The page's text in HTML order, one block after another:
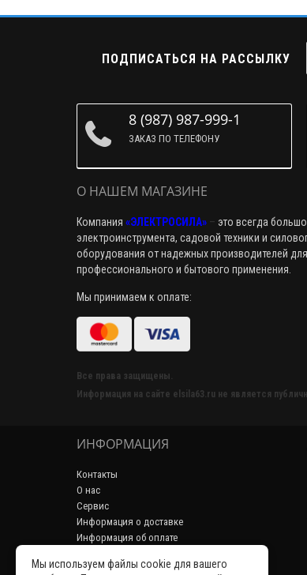
ПОДПИСАТЬСЯ НА РАССЫЛКУ
8 (987) 987-999-1
ЗАКАЗ ПО ТЕЛЕФОНУ
О НАШЕМ МАГАЗИНЕ
Компания «ЭЛЕКТРОСИЛА» – это всегда
электроинструмента, садовой техники и
оборудования от надежных производителей для
профессионального и бытового применения.
Мы принимаем к оплате:
Все права защищены.
Информация на сайте elsila63.ru не является
ИНФОРМАЦИЯ
Контакты
О нас
Сервис
Информация о доставке
Информация об оплате
Политика конфиденциальности
Мы используем файлы cookie для вашего